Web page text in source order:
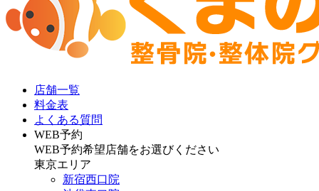
店舗一覧
料金表
よくある質問
WEB予約
WEB予約希望店舗をお選びください
東京エリア
新宿西口院